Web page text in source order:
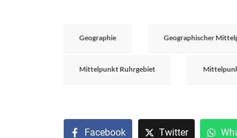
Geographie Geographischer
Mittelpunkt Ruhrgebiet
Facebook Twitter